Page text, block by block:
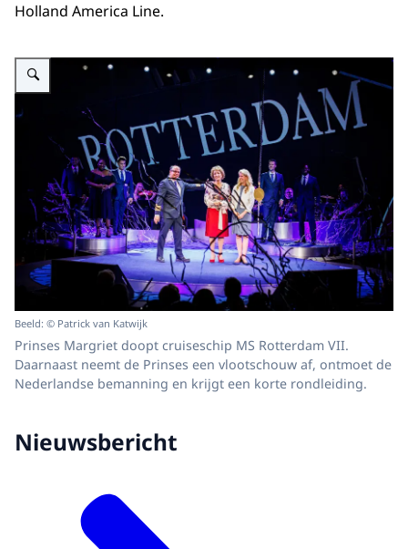
Holland America Line.
Vergroot afbeelding Prinses Margriet doopt cruiseschip MS Rotterdam VII
Beeld: © Patrick van Katwijk
Prinses Margriet doopt cruiseschip MS Rotterdam VII.
Daarnaast neemt de Prinses een vlootschouw af, ontmoet de
Nederlandse bemanning en krijgt een korte rondleiding.
Nieuwsbericht